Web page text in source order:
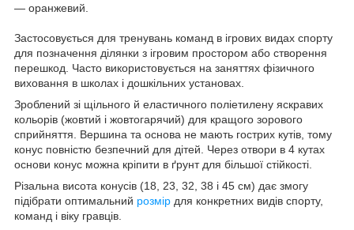
— оранжевий.
Застосовується для тренувань команд в ігрових видах спорту
для позначення ділянки з ігровим простором або створення
перешкод. Часто використовується на заняттях фізичного
виховання в школах і дошкільних установах.
Зроблений зі щільного й еластичного поліетилену яскравих
кольорів (жовтий і жовтогарячий) для кращого зорового
сприйняття. Вершина та основа не мають гострих кутів, тому
конус повністю безпечний для дітей. Через отвори в 4 кутах
основи конус можна кріпити в ґрунт для більшої стійкості.
Різальна висота конусів (18, 23, 32, 38 і 45 см) дає змогу
підібрати оптимальний розмір для конкретних видів спорту,
команд і віку гравців.